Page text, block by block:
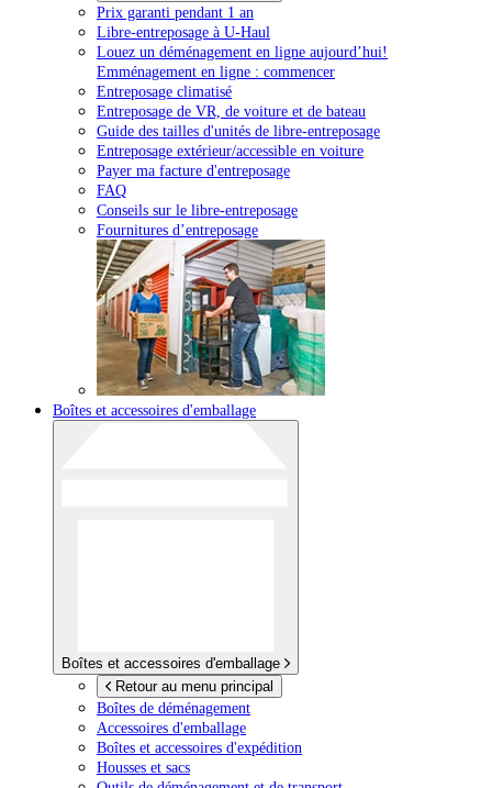
Prix garanti pendant 1 an
Libre-entreposage à U-Haul
Louez un déménagement en ligne aujourd’hui!
Emménagement en ligne : commencer
Entreposage climatisé
Entreposage de VR, de voiture et de bateau
Guide des tailles d'unités de libre-entreposage
Entreposage extérieur/accessible en voiture
Payer ma facture d'entreposage
FAQ
Conseils sur le libre-entreposage
Fournitures d’entreposage
Boîtes et accessoires d'emballage
Boîtes et accessoires d'emballage
Retour au menu principal
Boîtes de déménagement
Accessoires d'emballage
Boîtes et accessoires d'expédition
Housses et sacs